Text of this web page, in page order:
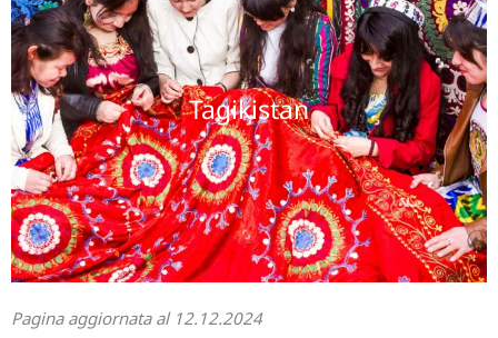
Tagikistan
Pagina aggiornata al 12.12.2024